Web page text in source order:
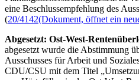
eine Beschlussempfehlung des
(20/4142(Dokument, öffnet ein
Abgesetzt: Ost-West-
abgesetzt wurde die Abstimmung
Ausschusses für Arbeit und
CDU/CSU mit dem Titel